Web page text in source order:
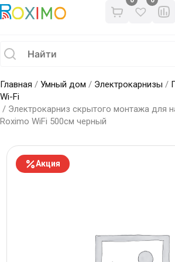
Главная / Умный дом / Электрокарнизы /
Wi-Fi
/ Электрокарниз скрытого монтажа для
Roximo WiFi 500см черный
Акция